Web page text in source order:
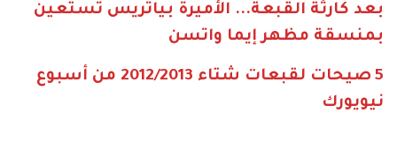
بعد كارثة القبعة... الأميرة بياتريس تستعين
بمنسقة مظهر إيما واتسن
5
صيحات لقبعات شتاء 2012/2013 من أسبوع
نيويورك